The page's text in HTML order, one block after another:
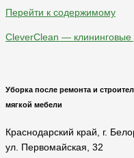
Перейти к содержимому
CleverClean — клининговые
Уборка после ремонта и
мягкой мебели
Краснодарский край, г.
ул. Первомайская, 32